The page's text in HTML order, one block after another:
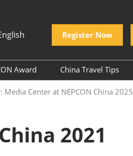
Register Now
Award
Company
China Travel Tips
Center at NEPCON China 2025
2021